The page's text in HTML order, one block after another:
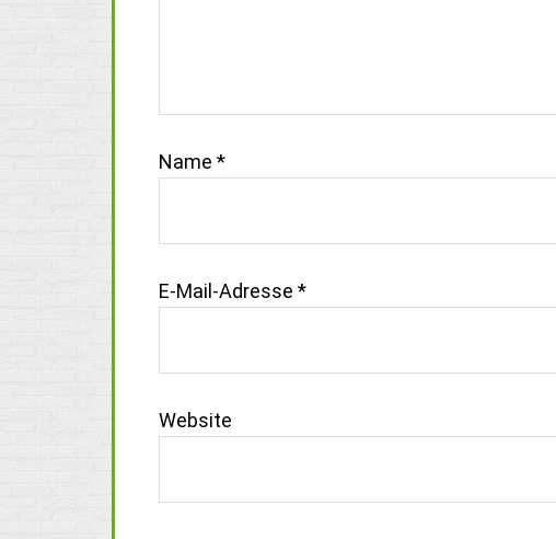
Name *
E-Mail-Adresse *
Website